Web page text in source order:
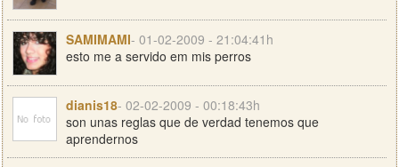
SAMIMAMI- 01-02-2009 - 21:04:41h
esto me a servido em mis perros
dianis18- 02-02-2009 - 00:18:43h
son unas reglas que de verdad tenemos que
aprendernos